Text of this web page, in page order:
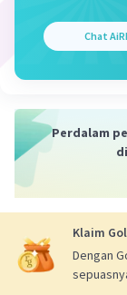
Chat
Perdalam
Klaim
Dengan